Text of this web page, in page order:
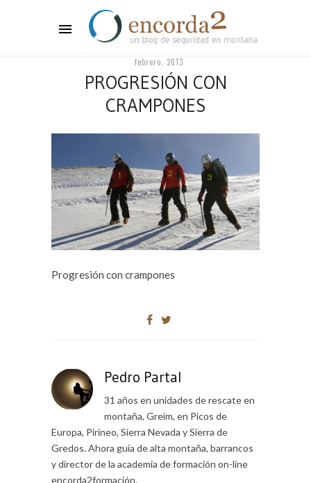
febrero, 2013
PROGRESIÓN CON
CRAMPONES
Progresión con crampones
Pedro Partal
31 años en unidades de rescate en
montaña, Greim, en Picos de
Europa, Pirineo, Sierra Nevada y Sierra de
Gredos. Ahora guía de alta montaña, barrancos
y director de la academia de formación on-line
encorda2formación.